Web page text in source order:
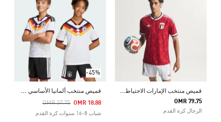
ق
ميص منتخب الإمارات الاحتياطي الأصلي لعام 2026
OMR 79.75
الرجال كرة القدم
-45%
ق
ميص منتخب ألمانيا الأساسي للأطفال لعام 2026
Price Reduced From
OMR 37.75
To OMR 18.88
شباب 8-16 سنوات كرة القدم